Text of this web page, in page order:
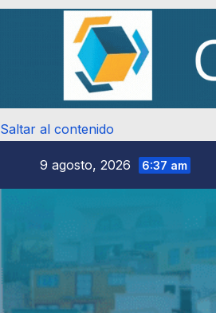
Saltar al contenido
9 agosto, 2026 6:37 am